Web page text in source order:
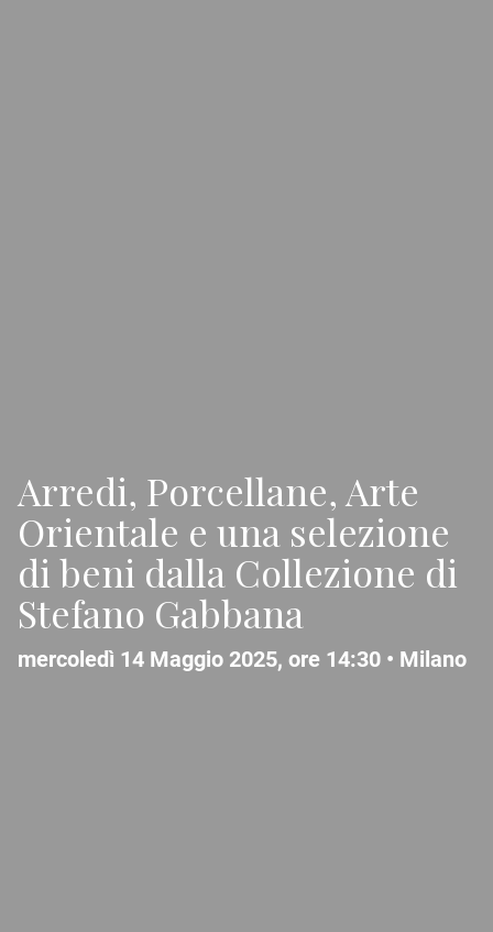
Arredi, Porcellane, Arte
Orientale e una selezione
di beni dalla Collezione di
Stefano Gabbana
mercoledì 14 Maggio 2025, ore 14:30 • Milano